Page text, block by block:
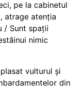
pe la cabinetul
atrage atenția
/ Sunt spații
nimic
vulturul și
din